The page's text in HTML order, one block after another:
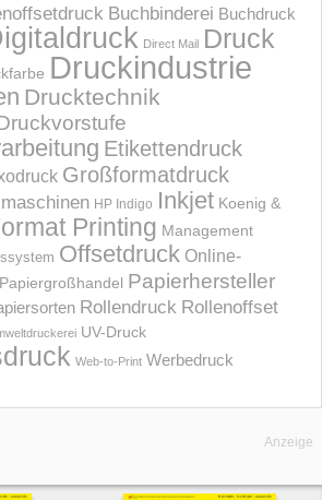
Buchbinderei Buchdruck
Direct Mail Druck
Druckindustrie
Drucktechnik
Etikettendruck
Großformatdruck
HP Indigo Inkjet Koenig &
Printing Management
Offsetdruck Online-
Papiergroßhandel Papierhersteller
Rollendruck Rollenoffset
UV-Druck
Web-to-Print Werbedruck
Anzeige